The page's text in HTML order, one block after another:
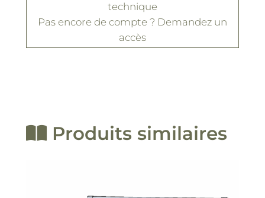
technique
Pas encore de compte ? Demandez un
accès
Produits similaires